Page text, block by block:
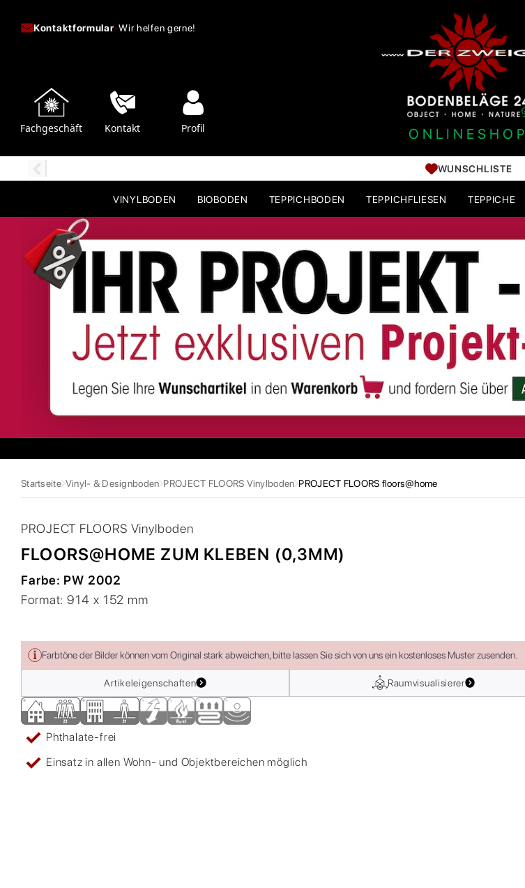
Kontaktformular-Wir helfen gerne!
Fachgeschäft Kontakt Profil ONLINESHOP
WUNSCHLISTE
VINYLBODEN BIOBODEN TEPPICHBODEN TEPPICHFLIESEN TEPPICHE
Startseite Vinyl- & Designboden PROJECT FLOORS Vinylboden PROJECT FLOORS floors@home
PROJECT FLOORS Vinylboden
FLOORS@HOME ZUM KLEBEN (0,3MM)
Farbe: PW 2002
Format:914 x 152 mm
Farbtöne der Bilder können vom Original stark abweichen, bitte lassen Sie sich von uns ein kostenloses Muster zusenden.
Artikeleigenschaften Raumvisualisierer
Phthalate-frei
Einsatz in allen Wohn- und Objektbereichen möglich